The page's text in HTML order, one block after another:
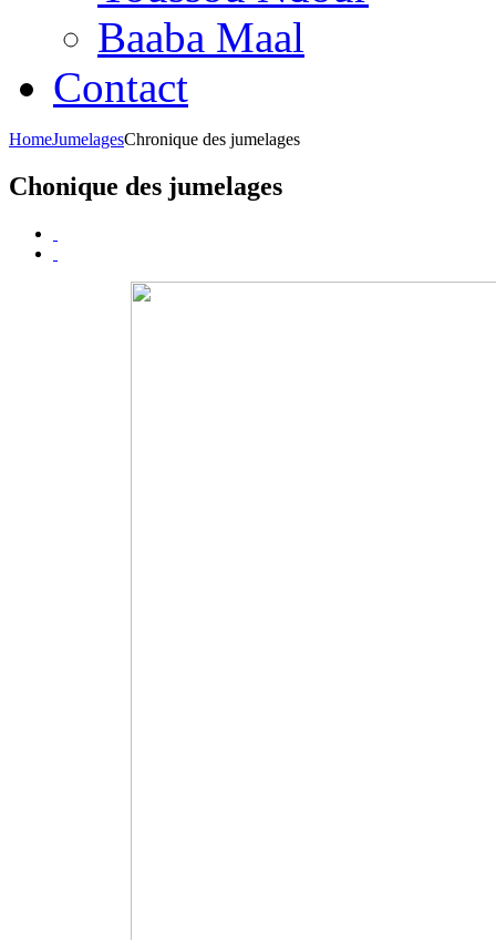
Baaba Maal
Contact
HomeJumelagesChronique des jumelages
Chonique des jumelages